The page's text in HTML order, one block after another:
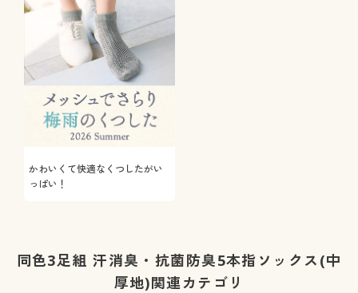
かわいくて快適なくつしたがい
っぱい！
同色3足組 汗消臭・抗菌防臭5本指ソックス(中
厚地)関連カテゴリ